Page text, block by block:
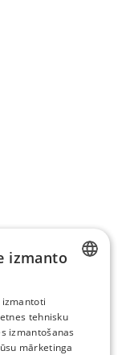
RUSSIAN
ENGLISH
izmanto
tehnisku
izmantošanas
mārketinga